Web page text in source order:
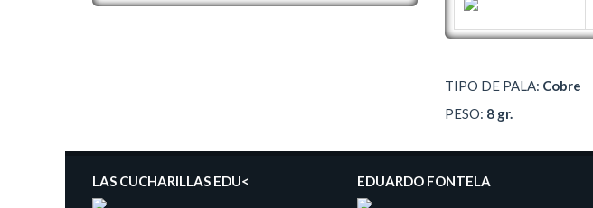
TIPO DE PALA: Cobre
PESO: 8 gr.
LAS CUCHARILLAS EDU< EDUARDO FONTELA